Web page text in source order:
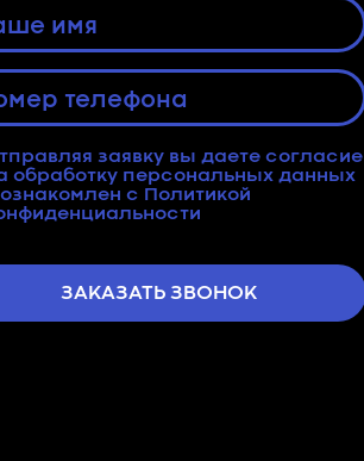
заявку вы даете согласие
обработку персональных данных
с Политикой